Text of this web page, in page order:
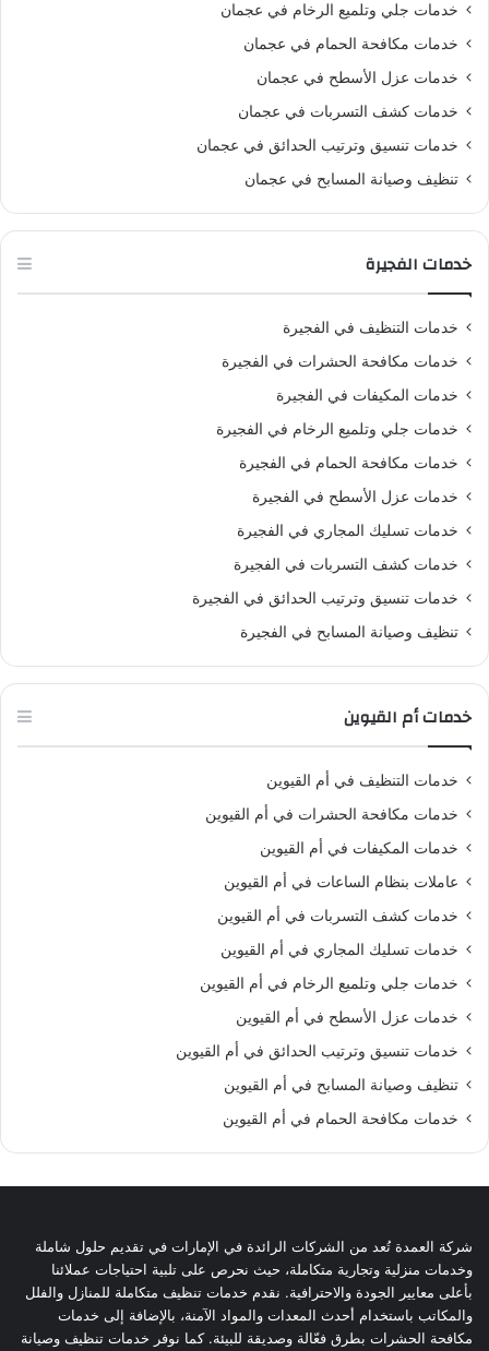
خدمات جلي وتلميع الرخام في عجمان
خدمات مكافحة الحمام في عجمان
خدمات عزل الأسطح في عجمان
خدمات كشف التسربات في عجمان
خدمات تنسيق وترتيب الحدائق في عجمان
تنظيف وصيانة المسابح في عجمان
خدمات الفجيرة
خدمات التنظيف في الفجيرة
خدمات مكافحة الحشرات في الفجيرة
خدمات المكيفات في الفجيرة
خدمات جلي وتلميع الرخام في الفجيرة
خدمات مكافحة الحمام في الفجيرة
خدمات عزل الأسطح في الفجيرة
خدمات تسليك المجاري في الفجيرة
خدمات كشف التسربات في الفجيرة
خدمات تنسيق وترتيب الحدائق في الفجيرة
تنظيف وصيانة المسابح في الفجيرة
خدمات أم القيوين
خدمات التنظيف في أم القيوين
خدمات مكافحة الحشرات في أم القيوين
خدمات المكيفات في أم القيوين
عاملات بنظام الساعات في أم القيوين
خدمات كشف التسربات في أم القيوين
خدمات تسليك المجاري في أم القيوين
خدمات جلي وتلميع الرخام في أم القيوين
خدمات عزل الأسطح في أم القيوين
خدمات تنسيق وترتيب الحدائق في أم القيوين
تنظيف وصيانة المسابح في أم القيوين
خدمات مكافحة الحمام في أم القيوين
شركة العمدة تُعد من الشركات الرائدة في الإمارات في تقديم حلول شاملة
وخدمات منزلية وتجارية متكاملة، حيث نحرص على تلبية احتياجات عملائنا
بأعلى معايير الجودة والاحترافية. نقدم خدمات تنظيف متكاملة للمنازل والفلل
والمكاتب باستخدام أحدث المعدات والمواد الآمنة، بالإضافة إلى خدمات
مكافحة الحشرات بطرق فعّالة وصديقة للبيئة. كما نوفر خدمات تنظيف وصيانة